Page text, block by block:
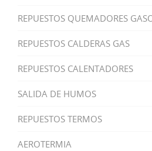
REPUESTOS QUEMADORES
REPUESTOS CALDERAS GAS
REPUESTOS CALENTADORES
SALIDA DE HUMOS
REPUESTOS TERMOS
AEROTERMIA